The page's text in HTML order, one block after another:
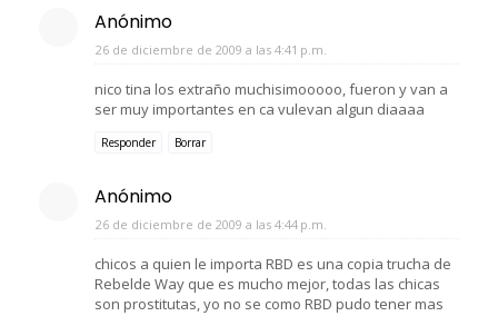
Anónimo
26 de diciembre de 2009 a las 4:41 p.m.
nico tina los extraño muchisimooooo, fueron y van a
ser muy importantes en ca vulevan algun diaaaa
Responder Borrar
Anónimo
26 de diciembre de 2009 a las 4:44 p.m.
chicos a quien le importa RBD es una copia trucha de
Rebelde Way que es mucho mejor, todas las chicas
son prostitutas, yo no se como RBD pudo tener mas